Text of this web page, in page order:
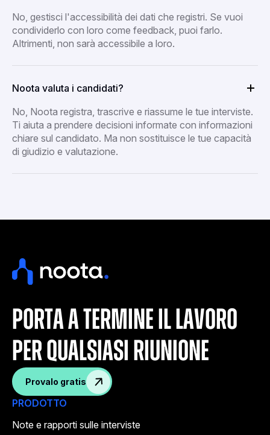
No, gestisci l'accessibilità dei dati che registri. Se vuoi
condividerlo con loro come feedback, puoi farlo.
Altrimenti, non sarà accessibile a loro.
Noota valuta i candidati?
No, Noota registra, trascrive e riassume le tue interviste.
Ti aiuta a prendere decisioni informate con informazioni
chiare sul candidato. Ma non sostituisce le tue capacità
di giudizio e valutazione.
porta a termine il lavoro
per qualsiasi riunione
Provalo gratis
PRODOTTO
Note e rapporti sulle interviste